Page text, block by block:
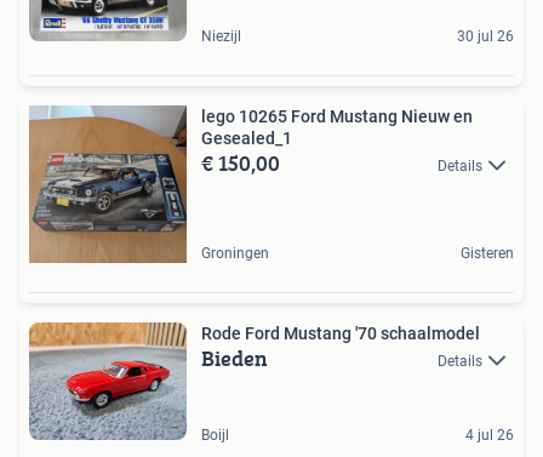
Niezijl 30 jul 26
lego 10265 Ford Mustang Nieuw en
Gesealed_1
€ 150,00 Details
Groningen Gisteren
Rode Ford Mustang '70 schaalmodel
Bieden Details
Boijl 4 jul 26